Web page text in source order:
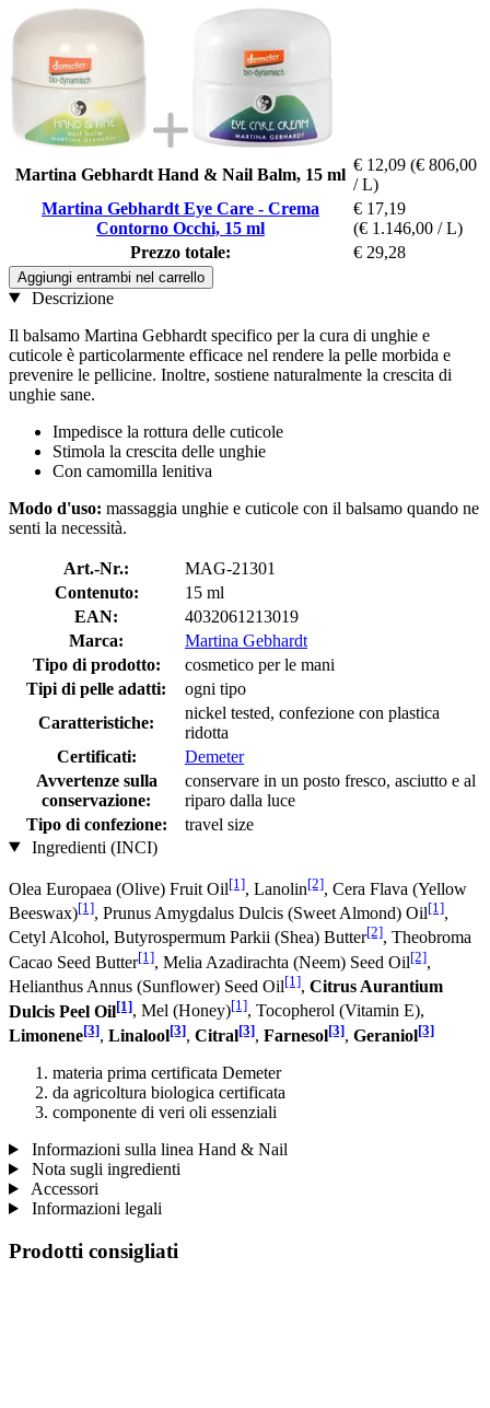
Martina Gebhardt Hand & Nail Balm, 15 ml
€ 12,09 (€ 806,00
/ L)
Martina Gebhardt Eye Care - Crema
Contorno Occhi, 15 ml
€ 17,19
(€ 1.146,00 / L)
Prezzo totale:
€ 29,28
Aggiungi entrambi nel carrello
Descrizione
Il balsamo Martina Gebhardt specifico per la cura di unghie e
cuticole è particolarmente efficace nel rendere la pelle morbida e
prevenire le pellicine. Inoltre, sostiene naturalmente la crescita di
unghie sane.
Impedisce la rottura delle cuticole
Stimola la crescita delle unghie
Con camomilla lenitiva
Modo d'uso: massaggia unghie e cuticole con il balsamo quando ne
senti la necessità.
Art.-Nr.:
MAG-21301
Contenuto:
15 ml
EAN:
4032061213019
Marca:
Martina Gebhardt
Tipo di prodotto:
cosmetico per le mani
Tipi di pelle adatti:
ogni tipo
Caratteristiche:
nickel tested, confezione con plastica
ridotta
Certificati:
Demeter
Avvertenze sulla
conservazione:
conservare in un posto fresco, asciutto e al
riparo dalla luce
Tipo di confezione:
travel size
Ingredienti (INCI)
Olea Europaea (Olive) Fruit Oil[1], Lanolin[2], Cera Flava (Yellow
Beeswax)[1], Prunus Amygdalus Dulcis (Sweet Almond) Oil[1],
Cetyl Alcohol, Butyrospermum Parkii (Shea) Butter[2], Theobroma
Cacao Seed Butter[1], Melia Azadirachta (Neem) Seed Oil[2],
Helianthus Annus (Sunflower) Seed Oil[1], Citrus Aurantium
Dulcis Peel Oil[1], Mel (Honey)[1], Tocopherol (Vitamin E),
Limonene[3], Linalool[3], Citral[3], Farnesol[3], Geraniol[3]
materia prima certificata Demeter
da agricoltura biologica certificata
componente di veri oli essenziali
Informazioni sulla linea Hand & Nail
Nota sugli ingredienti
Accessori
Informazioni legali
Prodotti consigliati